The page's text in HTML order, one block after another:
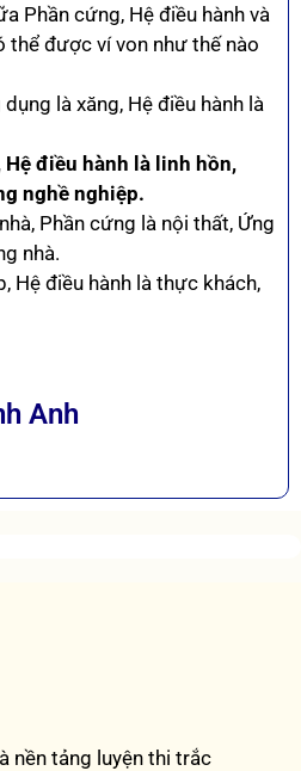
Phần cứng, Hệ điều hành và
thể được ví von như thế nào
là xăng, Hệ điều hành là
Hệ điều hành là linh hồn,
nghề nghiệp.
Phần cứng là nội thất, Ứng
nhà.
Hệ điều hành là thực khách,
Anh
nền tảng luyện thi trắc